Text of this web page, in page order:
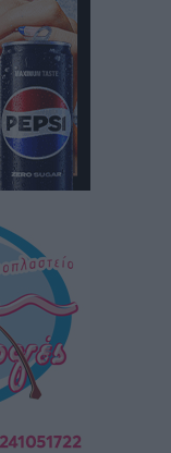
σαν ταινία
της Χαρούλας
οδήγησαν στο
21 Αυγούστου
Ρόδου
απόκτημα ο